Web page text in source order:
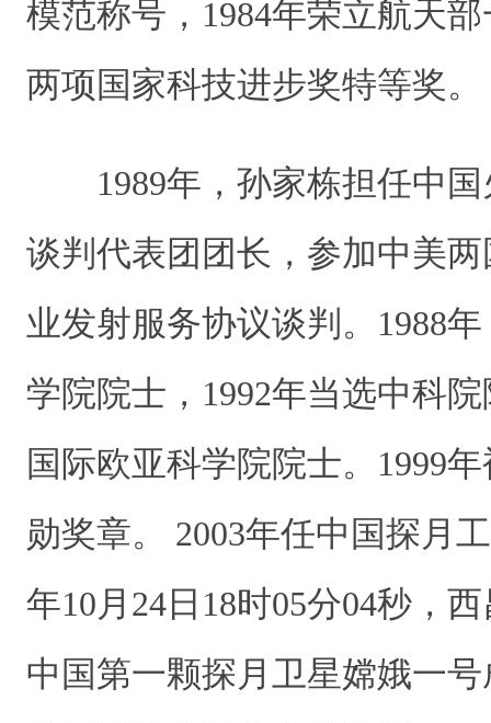
模范称号，1984年荣立航天
两项国家科技进步奖特等奖。
1989年，孙家栋担任中国
谈判代表团团长，参加中美
业发射服务协议谈判。1988
学院院士，1992年当选中科
国际欧亚科学院院士。1999
勋奖章。 2003年任中国探月
年10月24日18时05分04秒，
中国第一颗探月卫星嫦娥一